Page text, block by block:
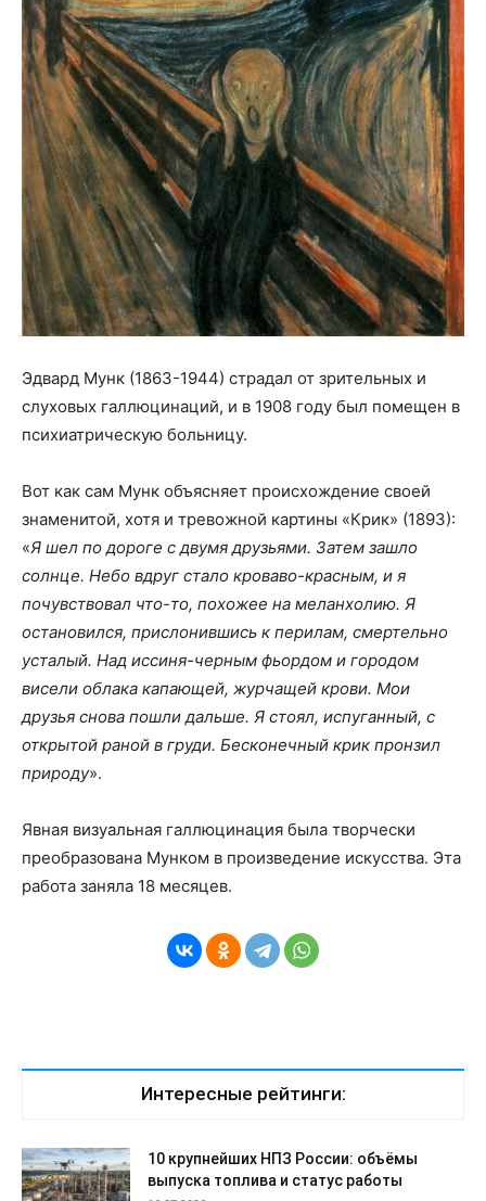
Эдвард Мунк (1863-1944) страдал от зрительных и
слуховых галлюцинаций, и в 1908 году был помещен в
психиатрическую больницу.
Вот как сам Мунк объясняет происхождение своей
знаменитой, хотя и тревожной картины «Крик» (1893):
«Я шел по дороге с двумя друзьями. Затем зашло
солнце. Небо вдруг стало кроваво-красным, и я
почувствовал что-то, похожее на меланхолию. Я
остановился, прислонившись к перилам, смертельно
усталый. Над иссиня-черным фьордом и городом
висели облака капающей, журчащей крови. Мои
друзья снова пошли дальше. Я стоял, испуганный, с
открытой раной в груди. Бесконечный крик пронзил
природу».
Явная визуальная галлюцинация была творчески
преобразована Мунком в произведение искусства. Эта
работа заняла 18 месяцев.
Интересные рейтинги:
10 крупнейших НПЗ России: объёмы
выпуска топлива и статус работы